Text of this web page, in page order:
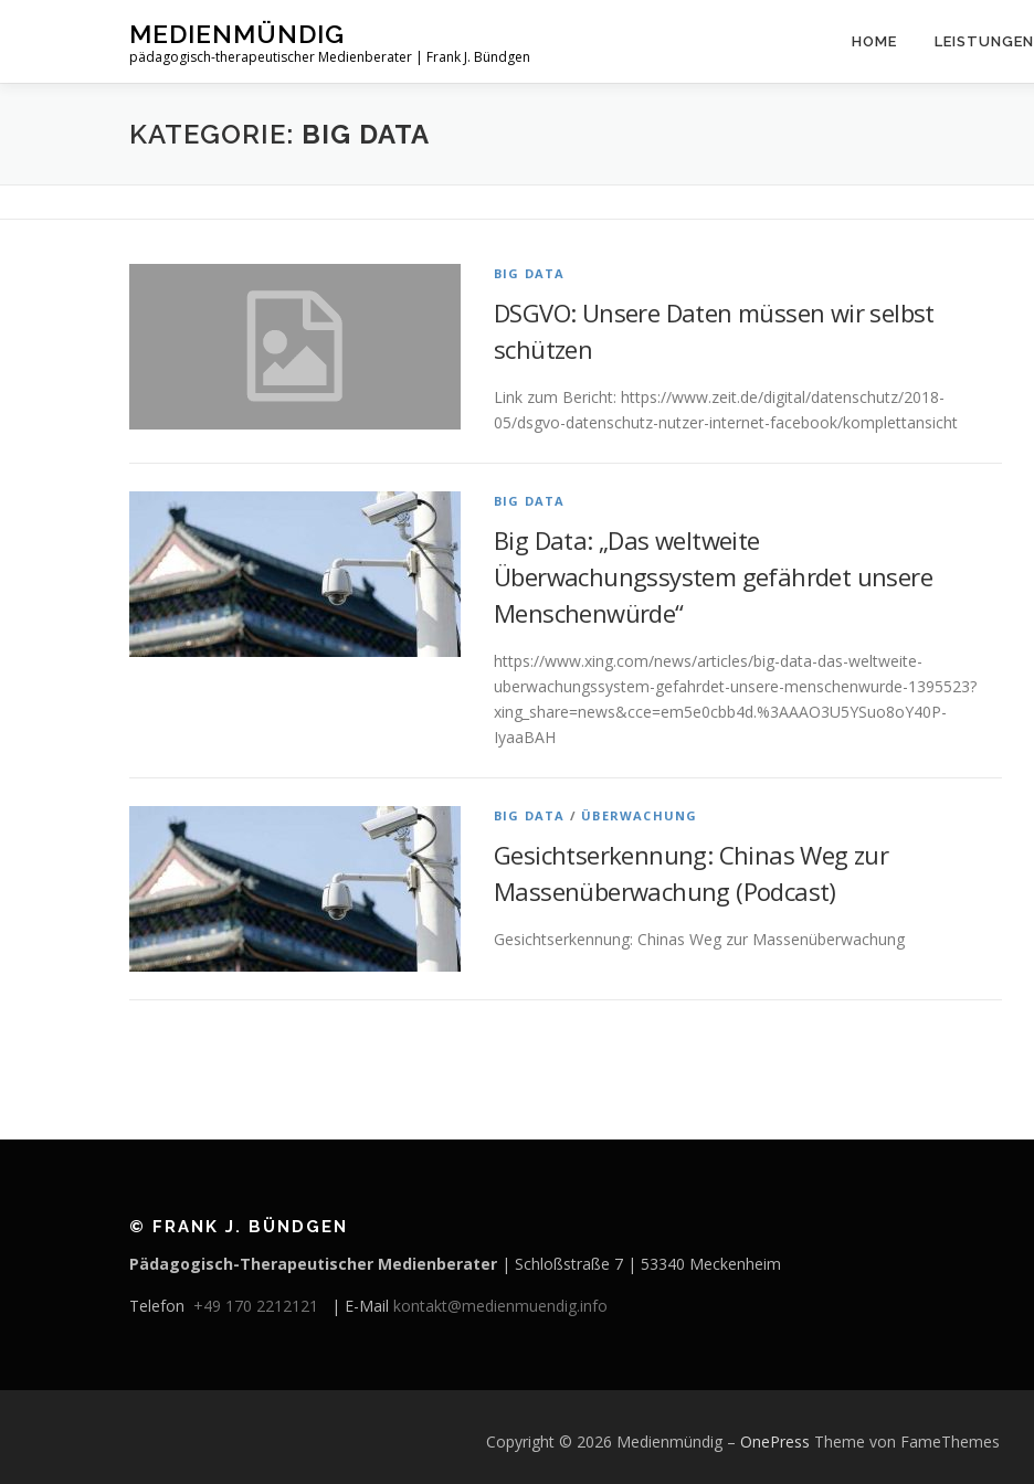
MEDIENMÜNDIG
pädagogisch-therapeutischer Medienberater | Frank J. Bündgen
HOME LEISTUNGEN
KATEGORIE: BIG DATA
BIG DATA
DSGVO: Unsere Daten müssen wir selbst
schützen
Link zum Bericht: https://www.zeit.de/digital/datenschutz/2018-
05/dsgvo-datenschutz-nutzer-internet-facebook/komplettansicht
BIG DATA
Big Data: „Das weltweite
Überwachungssystem gefährdet unsere
Menschenwürde“
https://www.xing.com/news/articles/big-data-das-weltweite-
uberwachungssystem-gefahrdet-unsere-menschenwurde-1395523?
xing_share=news&cce=em5e0cbb4d.%3AAAO3U5YSuo8oY40P-
IyaaBAH
BIG DATA / ÜBERWACHUNG
Gesichtserkennung: Chinas Weg zur
Massenüberwachung (Podcast)
Gesichtserkennung: Chinas Weg zur Massenüberwachung
© FRANK J. BÜNDGEN
Pädagogisch-Therapeutischer Medienberater | Schloßstraße 7 | 53340 Meckenheim
Telefon +49 170 2212121 | E-Mail kontakt@medienmuendig.info
Copyright © 2026 Medienmündig – OnePress Theme von FameThemes